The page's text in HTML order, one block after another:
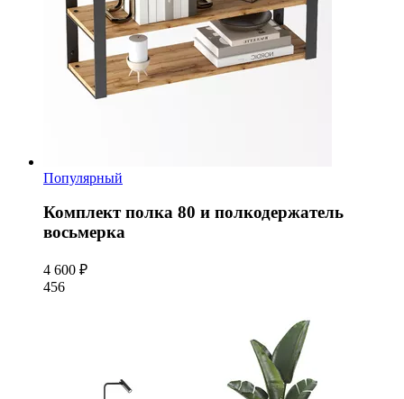
Популярный
Комплект полка 80 и полкодержатель
восьмерка
4 600 ₽
456